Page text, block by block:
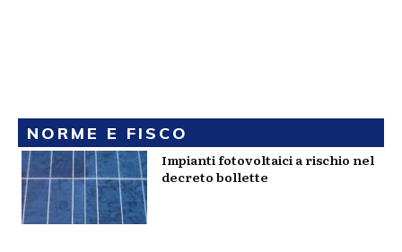
NORME E FISCO
Impianti fotovoltaici a rischio nel
decreto bollette